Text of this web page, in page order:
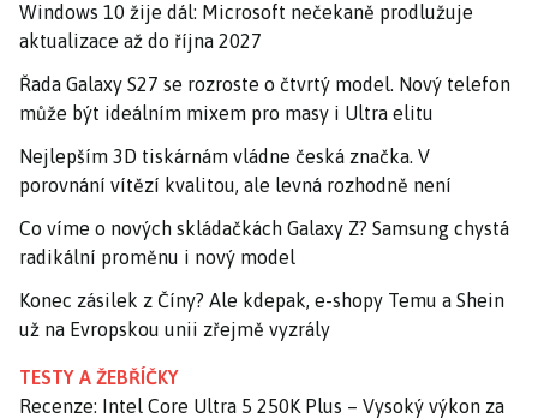
Windows 10 žije dál: Microsoft nečekaně prodlužuje
aktualizace až do října 2027
Řada Galaxy S27 se rozroste o čtvrtý model. Nový telefon
může být ideálním mixem pro masy i Ultra elitu
Nejlepším 3D tiskárnám vládne česká značka. V
porovnání vítězí kvalitou, ale levná rozhodně není
Co víme o nových skládačkách Galaxy Z? Samsung chystá
radikální proměnu i nový model
Konec zásilek z Číny? Ale kdepak, e-shopy Temu a Shein
už na Evropskou unii zřejmě vyzrály
TESTY A ŽEBŘÍČKY
Recenze: Intel Core Ultra 5 250K Plus – Vysoký výkon za